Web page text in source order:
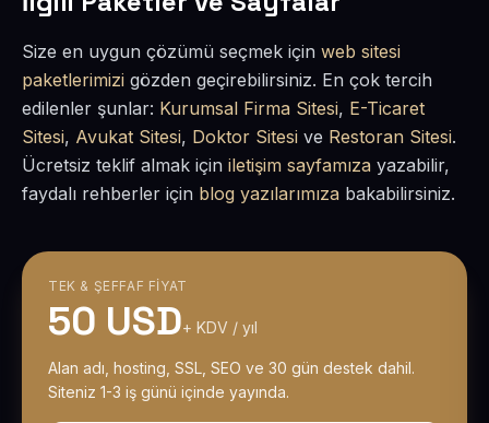
Size en uygun çözümü seçmek için web sitesi
paketlerimizi gözden geçirebilirsiniz. En çok tercih
edilenler şunlar: Kurumsal Firma Sitesi, E-Ticaret
Sitesi, Avukat Sitesi, Doktor Sitesi ve Restoran Sitesi.
Ücretsiz teklif almak için iletişim sayfamıza yazabilir,
faydalı rehberler için blog yazılarımıza bakabilirsiniz.
TEK & ŞEFFAF FIYAT
50 USD+ KDV / yıl
Alan adı, hosting, SSL, SEO ve 30 gün destek dahil.
Siteniz 1-3 iş günü içinde yayında.